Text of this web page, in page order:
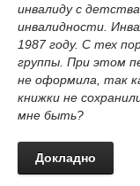
инвалиду с
инвалидности.
1987 году. С тех
группы. При этом
не оформила, так
книжки не
мне быть?
Докладно